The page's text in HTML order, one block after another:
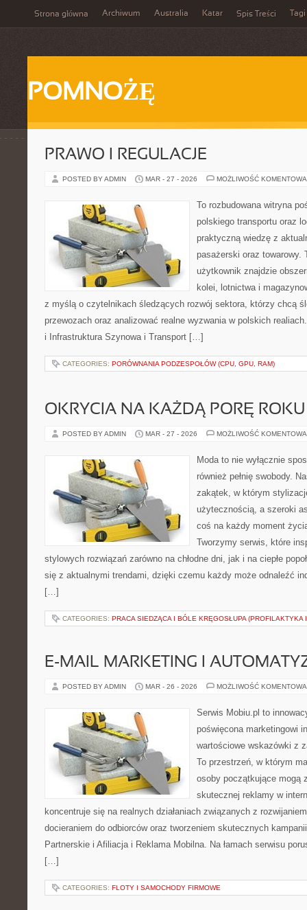
Strona główna Archiwum Australia Katar Spis Treści Tagi
POMNOŻĘ
PRAWO I REGULACJE
POSTED BY ADMIN MAR - 27 - 2026 MOŻLIWOŚĆ
To rozbudowana witryna
polskiego transportu oraz
praktyczną wiedzę z
pasażerski oraz towarowy.
użytkownik znajdzie
kolei, lotnictwa i
z myślą o czytelnikach śledzących rozwój sektora, którzy chcą
przewozach oraz analizować realne wyzwania w polskich
i Infrastruktura Szynowa i Transport […]
CATEGORIES: PORÓWNANIA PODZESPOŁÓW (CPU, GPU, RAM)
OKRYCIA NA KAŻDĄ PORĘ ROKU
POSTED BY ADMIN MAR - 27 - 2026 MOŻLIWOŚĆ
Moda to nie wyłącznie
również pełnię swobody.
zakątek, w którym
użytecznością, a szeroki
coś na każdy moment
Tworzymy serwis, które
stylowych rozwiązań zarówno na chłodne dni, jak i na ciepłe
się z aktualnymi trendami, dzięki czemu każdy może odnaleźć
[…]
CATEGORIES: PRACA SIEDZĄCA I BÓLE KRĘGOSŁUPA (PROFILAKTYKA
E-MAIL MARKETING I
POSTED BY ADMIN MAR - 26 - 2026 MOŻLIWOŚĆ
Serwis Mobiu.pl to
poświęcona marketingowi
wartościowe wskazówki z
To przestrzeń, w którym
osoby początkujące mogą
skutecznej reklamy w
koncentruje się na realnych działaniach związanych z
docieraniem do odbiorców oraz tworzeniem skutecznych
Partnerskie i Afiliacja i Reklama Mobilna. Na łamach serwisu
[…]
CATEGORIES: FLOTY I SAMOCHODY FIRMOWE